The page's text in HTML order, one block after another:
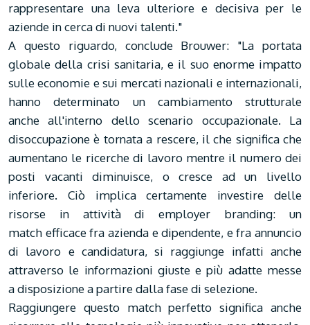
rappresentare una leva ulteriore e decisiva per le
aziende in cerca di nuovi talenti."
A questo riguardo, conclude Brouwer: "La portata
globale della crisi sanitaria, e il suo enorme impatto
sulle economie e sui mercati nazionali e internazionali,
hanno determinato un cambiamento strutturale
anche all'interno dello scenario occupazionale. La
disoccupazione è tornata a rescere, il che significa che
aumentano le ricerche di lavoro mentre il numero dei
posti vacanti diminuisce, o cresce ad un livello
inferiore. Ciò implica certamente investire delle
risorse in attività di employer branding: un
match efficace fra azienda e dipendente, e fra annuncio
di lavoro e candidatura, si raggiunge infatti anche
attraverso le informazioni giuste e più adatte messe
a disposizione a partire dalla fase di selezione.
Raggiungere questo match perfetto significa anche